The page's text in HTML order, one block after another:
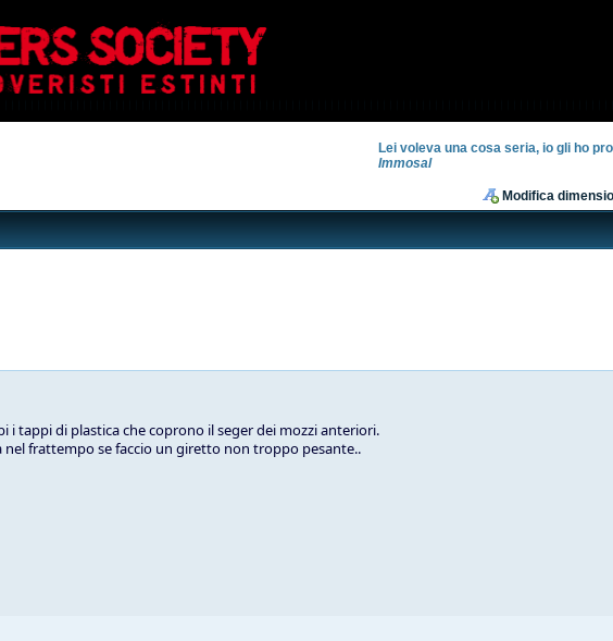
Lei voleva una cosa seria, io gli ho
Immosal
Modifica
i tappi di plastica che coprono il seger dei mozzi anteriori.
frattempo se faccio un giretto non troppo pesante..